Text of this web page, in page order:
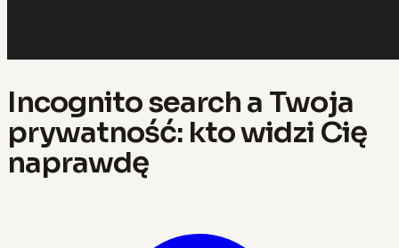
Incognito search a Twoja
prywatność: kto widzi Cię
naprawdę